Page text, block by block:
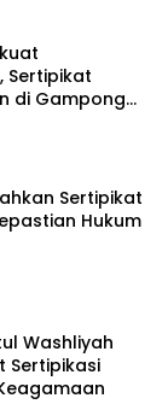
Sertipikat
di Gampong
Sertipikat
Hukum
Washliyah
Sertipikasi